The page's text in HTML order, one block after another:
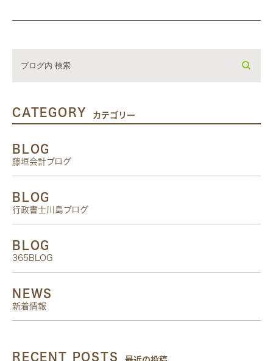
CATEGORY カテゴリー
BLOG
藤垣会計ブログ
BLOG
行政書士川島ブログ
BLOG
365BLOG
NEWS
新着情報
RECENT POSTS